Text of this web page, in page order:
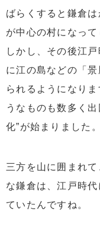
ばらくすると鎌倉
が中心の村になって
しかし、その後江
に江の島などの「
られるようになり
うなものも数多く
化”が始まりました。
三方を山に囲まれ
な鎌倉は、江戸時
ていたんですね。